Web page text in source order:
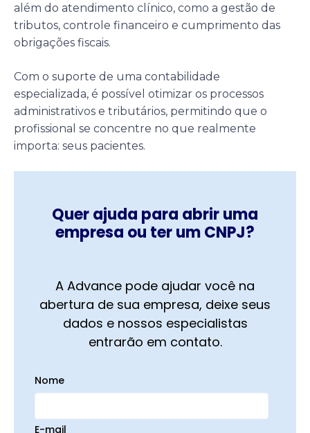
além do atendimento clínico, como a gestão de
tributos, controle financeiro e cumprimento das
obrigações fiscais.
Com o suporte de uma contabilidade
especializada, é possível otimizar os processos
administrativos e tributários, permitindo que o
profissional se concentre no que realmente
importa: seus pacientes.
Quer ajuda para abrir uma
empresa ou ter um CNPJ?
A Advance pode ajudar você na
abertura de sua empresa, deixe seus
dados e nossos especialistas
entrarão em contato.
Nome
E-mail